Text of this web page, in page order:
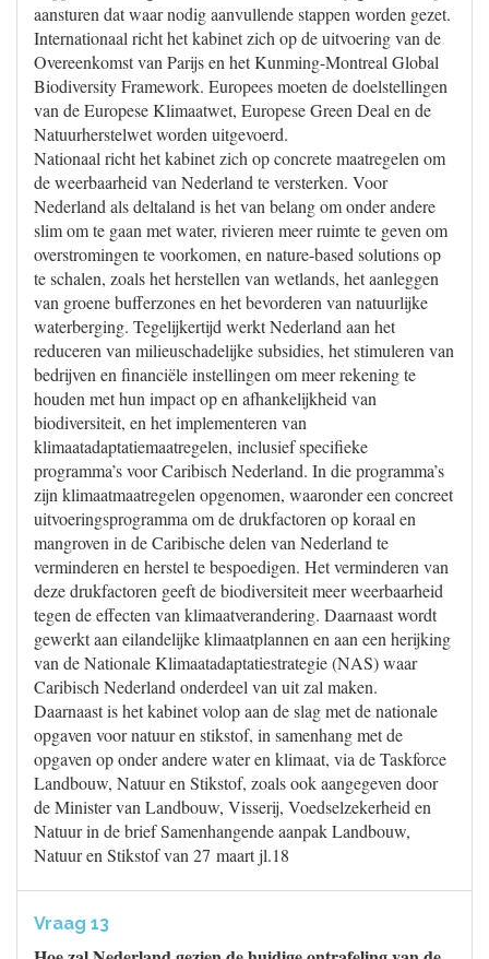
aansturen dat waar nodig aanvullende stappen worden gezet.
Internationaal richt het kabinet zich op de uitvoering van de
Overeenkomst van Parijs en het Kunming-Montreal Global
Biodiversity Framework. Europees moeten de doelstellingen
van de Europese Klimaatwet, Europese Green Deal en de
Natuurherstelwet worden uitgevoerd.
Nationaal richt het kabinet zich op concrete maatregelen om
de weerbaarheid van Nederland te versterken. Voor
Nederland als deltaland is het van belang om onder andere
slim om te gaan met water, rivieren meer ruimte te geven om
overstromingen te voorkomen, en nature-based solutions op
te schalen, zoals het herstellen van wetlands, het aanleggen
van groene bufferzones en het bevorderen van natuurlijke
waterberging. Tegelijkertijd werkt Nederland aan het
reduceren van milieuschadelijke subsidies, het stimuleren van
bedrijven en financiële instellingen om meer rekening te
houden met hun impact op en afhankelijkheid van
biodiversiteit, en het implementeren van
klimaatadaptatiemaatregelen, inclusief specifieke
programma’s voor Caribisch Nederland. In die programma’s
zijn klimaatmaatregelen opgenomen, waaronder een concreet
uitvoeringsprogramma om de drukfactoren op koraal en
mangroven in de Caribische delen van Nederland te
verminderen en herstel te bespoedigen. Het verminderen van
deze drukfactoren geeft de biodiversiteit meer weerbaarheid
tegen de effecten van klimaatverandering. Daarnaast wordt
gewerkt aan eilandelijke klimaatplannen en aan een herijking
van de Nationale Klimaatadaptatiestrategie (NAS) waar
Caribisch Nederland onderdeel van uit zal maken.
Daarnaast is het kabinet volop aan de slag met de nationale
opgaven voor natuur en stikstof, in samenhang met de
opgaven op onder andere water en klimaat, via de Taskforce
Landbouw, Natuur en Stikstof, zoals ook aangegeven door
de Minister van Landbouw, Visserij, Voedselzekerheid en
Natuur in de brief Samenhangende aanpak Landbouw,
Natuur en Stikstof van 27 maart jl.18
Vraag 13